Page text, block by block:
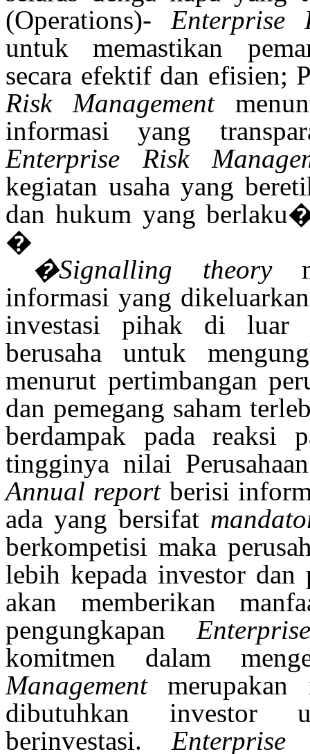
(Operations)- Enterprise
untuk memastikan
secara efektif dan efisien;
Risk Management
informasi yang
Enterprise Risk
kegiatan usaha yang
dan hukum yang
�
�Signalling theory
informasi yang
investasi pihak di luar
berusaha untuk
menurut pertimbangan
dan pemegang saham
berdampak pada reaksi
tingginya nilai
Annual reportberisi
ada yang bersifat
berkompetisi maka
lebih kepada investor dan
akan memberikan
pengungkapan
komitmen dalam
Managementmerupakan
dibutuhkan investor
berinvestasi. Enterprise